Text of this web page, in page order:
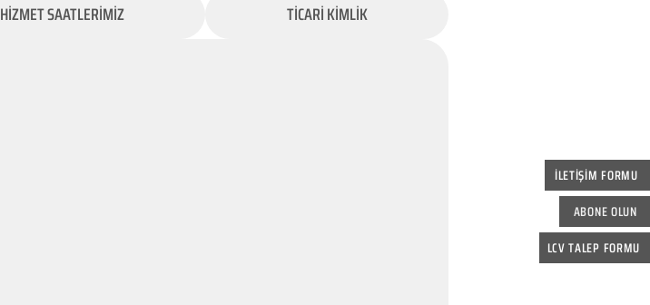
İLETİŞİM FORMU
ABONE OLUN
LCV TALEP FORMU
HİZMET SAATLERİMİZ TİCARİ KİMLİK